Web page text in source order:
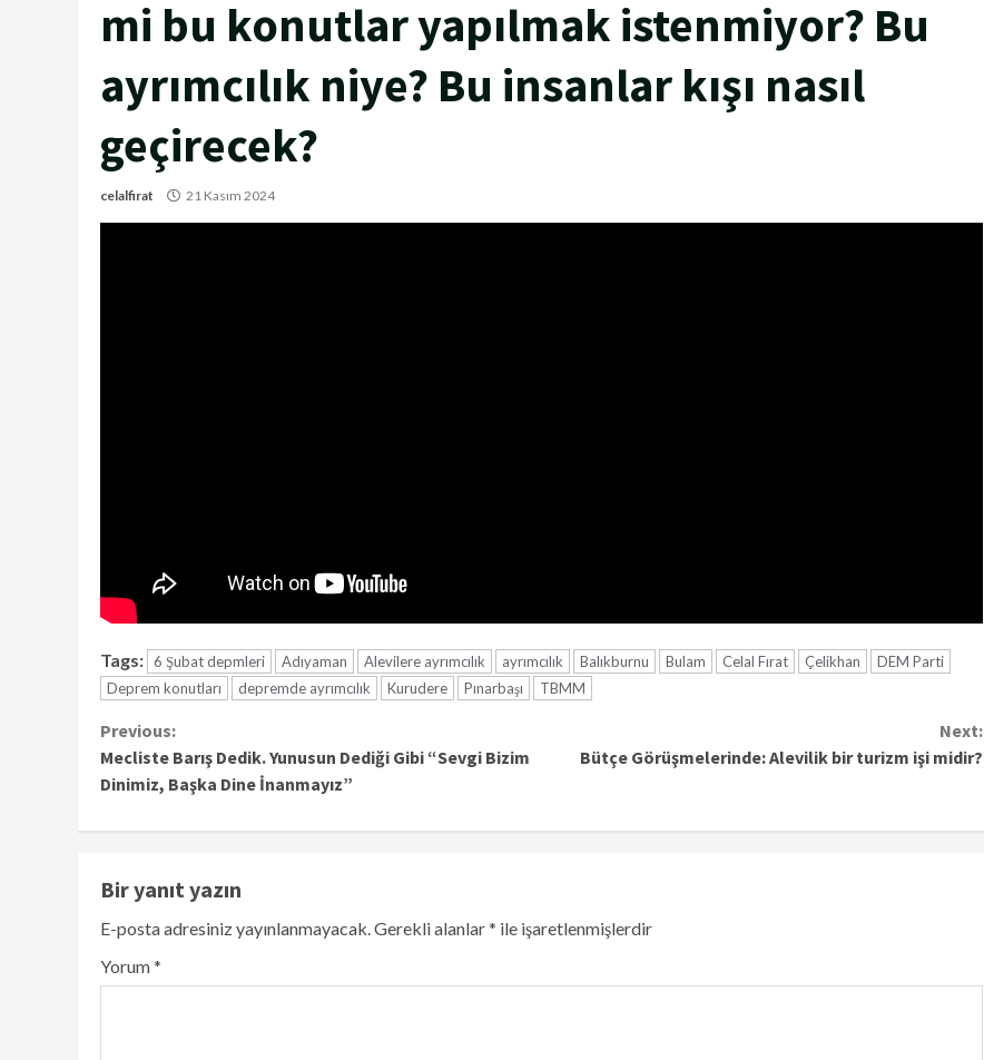
mi bu konutlar yapılmak istenmiyor? Bu
ayrımcılık niye? Bu insanlar kışı nasıl
geçirecek?
celalfirat 21 Kasım 2024
Tags: 6 Şubat depmleri Adıyaman Alevilere ayrımcılık ayrımcılık Balıkburnu Bulam Celal Fırat Çelikhan
DEM Parti
Deprem konutları
depremde ayrımcılık Kurudere Pınarbaşı TBMM
Continue
Reading
Previous:
Mecliste Barış Dedik. Yunusun Dediği Gibi “Sevgi Bizim
Dinimiz, Başka Dine İnanmayız”
Next:
Bütçe Görüşmelerinde: Alevilik bir turizm işi midir?
Bir yanıt yazın
E-posta adresiniz yayınlanmayacak.Gerekli alanlar* ile işaretlenmişlerdir
Yorum*